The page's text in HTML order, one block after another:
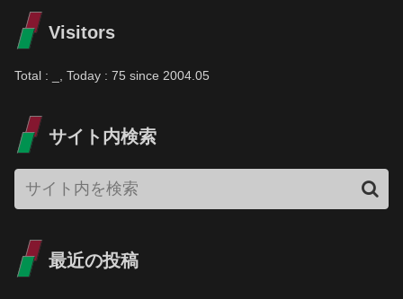
Visitors
Total : , Today : 75 since 2004.05
サイト内検索
最近の投稿